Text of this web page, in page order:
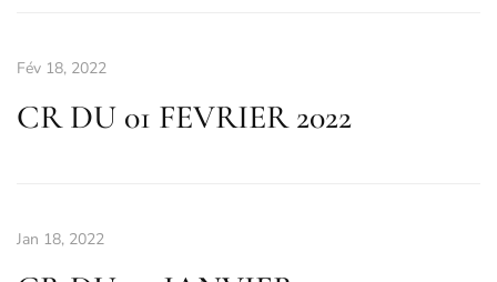
Fév 18, 2022
CR DU 01 FEVRIER 2022
Jan 18, 2022